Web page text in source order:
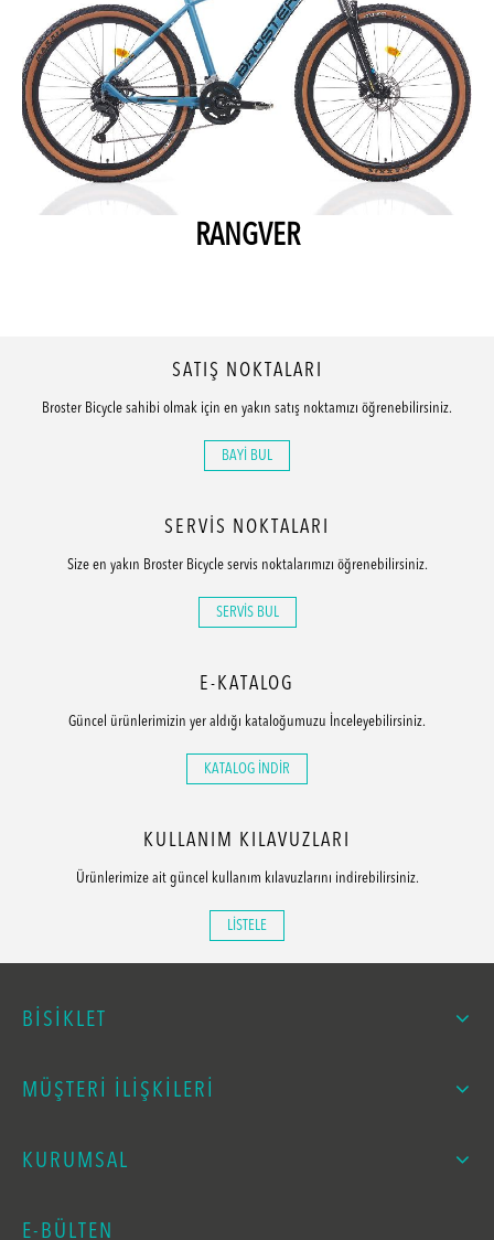
RANGVER
SATIŞ NOKTALARI
Broster Bicycle sahibi olmak için en yakın satış noktamızı öğrenebilirsiniz.
BAYİ BUL
SERVİS NOKTALARI
Size en yakın Broster Bicycle servis noktalarımızı öğrenebilirsiniz.
SERVİS BUL
E-KATALOG
Güncel ürünlerimizin yer aldığı kataloğumuzu İnceleyebilirsiniz.
KATALOG İNDİR
KULLANIM KILAVUZLARI
Ürünlerimize ait güncel kullanım kılavuzlarını indirebilirsiniz.
LİSTELE
BİSİKLET
MÜŞTERİ İLİŞKİLERİ
KURUMSAL
E-BÜLTEN